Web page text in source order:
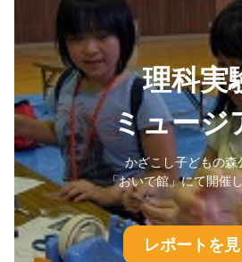
理科実
ミュージ
かざこし子どもの森
「おいで館」にて開催
レポートを